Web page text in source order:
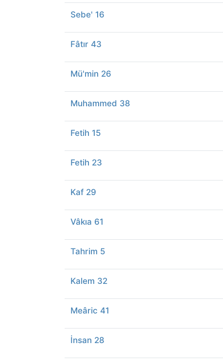
Sebe' 16
Fâtır 43
Mü'min 26
Muhammed 38
Fetih 15
Fetih 23
Kaf 29
Vâkıa 61
Tahrim 5
Kalem 32
Meâric 41
İnsan 28